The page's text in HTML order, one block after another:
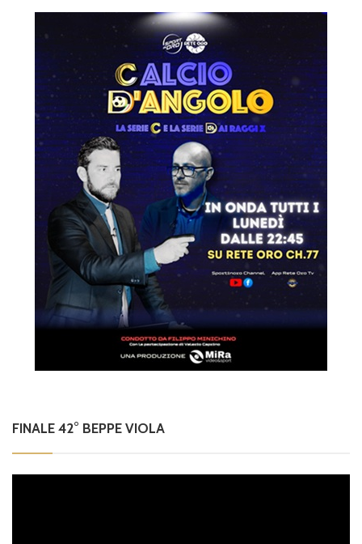
FINALE 42° BEPPE VIOLA